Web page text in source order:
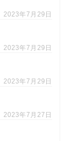
2023年7月29日
2023年7月29日
2023年7月29日
2023年7月27日
規約
台本
プル